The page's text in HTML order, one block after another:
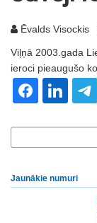
Ēvalds Visockis
Viļņā 2003.gada
ieroci pieaugušo
Jaunākie numuri